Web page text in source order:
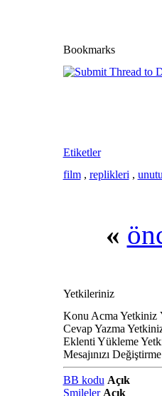
Bookmarks
Etiketler
film , replikleri ,
«
Yetkileriniz
Konu Acma Yetkiniz
Cevap Yazma
Eklenti Yükleme
Mesajınızı
BB kodu Açık
Smileler Açık